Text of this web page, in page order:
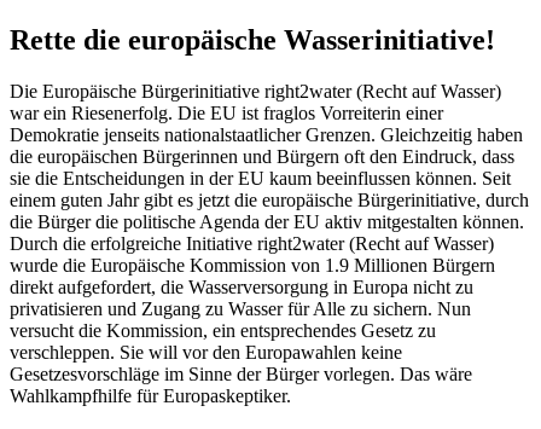
Rette die europäische Wasserinitiative!
Die Europäische Bürgerinitiative right2water (Recht auf Wasser)
war ein Riesenerfolg. Die EU ist fraglos Vorreiterin einer
Demokratie jenseits nationalstaatlicher Grenzen. Gleichzeitig haben
die europäischen Bürgerinnen und Bürgern oft den Eindruck, dass
sie die Entscheidungen in der EU kaum beeinflussen können. Seit
einem guten Jahr gibt es jetzt die europäische Bürgerinitiative, durch
die Bürger die politische Agenda der EU aktiv mitgestalten können.
Durch die erfolgreiche Initiative right2water (Recht auf Wasser)
wurde die Europäische Kommission von 1.9 Millionen Bürgern
direkt aufgefordert, die Wasserversorgung in Europa nicht zu
privatisieren und Zugang zu Wasser für Alle zu sichern. Nun
versucht die Kommission, ein entsprechendes Gesetz zu
verschleppen. Sie will vor den Europawahlen keine
Gesetzesvorschläge im Sinne der Bürger vorlegen. Das wäre
Wahlkampfhilfe für Europaskeptiker.